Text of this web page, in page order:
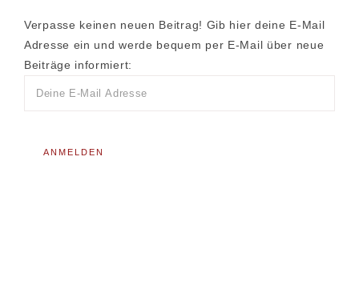
Verpasse keinen neuen Beitrag! Gib hier deine E-Mail
Adresse ein und werde bequem per E-Mail über neue
Beiträge informiert: